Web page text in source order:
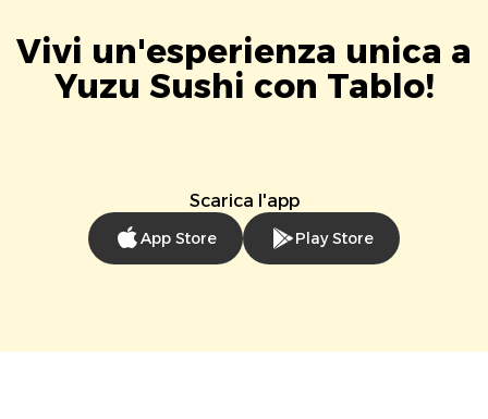
Vivi un'esperienza unica a
Yuzu Sushi con Tablo!
Scarica l'app
App Store Play Store